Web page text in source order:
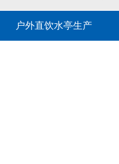
户外直饮水亭生产